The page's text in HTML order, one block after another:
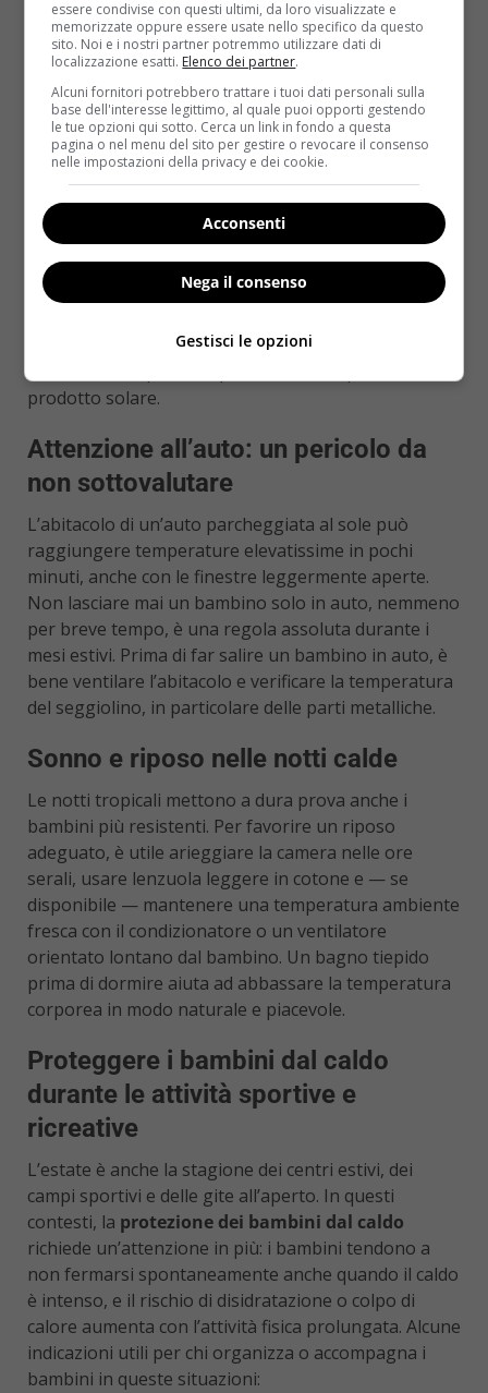
neonati, è importante evitare di coprirli
eccessivamente: la tendenza a «imbacuccarli» per
abitudine può essere controproducente nelle
giornate estive.
Il cappellino è un alleato prezioso: protegge la testa
e la nuca dall’irraggiamento diretto, riducendo il
rischio di colpo di calore. Laprotezione solare per i
bambini
è fondamentale, poiché la loro pelle è più
sottile e sensibile di quella degli adulti: utilizzate
creme con fattore di protezione elevato (SPF 50 o
superiore), riapplicandole ogni due ore e dopo ogni
mesi è preferibile evitare l’esposizione diretta al sole
prodotto solare.
Attenzione all’auto: un pericolo da
non sottovalutare
L’abitacolo di un’auto parcheggiata al sole può
raggiungere temperature elevatissime in pochi
minuti, anche con le finestre leggermente aperte.
Non lasciare mai un bambino solo in auto, nemmeno
per breve tempo, è una regola assoluta durante i
mesi estivi. Prima di far salire un bambino in auto, è
bene ventilare l’abitacolo e verificare la temperatura
del seggiolino, in particolare delle parti metalliche.
Sonno e riposo nelle notti calde
Le notti tropicali mettono a dura prova anche i
bambini più resistenti. Per favorire un riposo
adeguato, è utile arieggiare la camera nelle ore
serali, usare lenzuola leggere in cotone e — se
disponibile — mantenere una temperatura ambiente
fresca con il condizionatore o un ventilatore
orientato lontano dal bambino. Un bagno tiepido
prima di dormire aiuta ad abbassare la temperatura
corporea in modo naturale e piacevole.
Proteggere i bambini dal caldo
durante le attività sportive e
ricreative
L’estate è anche la stagione dei centri estivi, dei
campi sportivi e delle gite all’aperto. In questi
contesti, la protezione dei bambini dal caldo
richiede un’attenzione in più: i bambini tendono a
non fermarsi spontaneamente anche quando il caldo
è intenso, e il rischio di disidratazione o colpo di
calore aumenta con l’attività fisica prolungata. Alcune
indicazioni utili per chi organizza o accompagna i
bambini in queste situazioni:
essere condivise con questi ultimi, da loro visualizzate e
memorizzate oppure essere usate nello specifico da questo
sito. Noi e i nostri partner potremmo utilizzare dati di
localizzazione esatti. Elenco dei partner.
Alcuni fornitori potrebbero trattare i tuoi dati personali sulla
base dell'interesse legittimo, al quale puoi opporti gestendo
le tue opzioni qui sotto. Cerca un link in fondo a questa
pagina o nel menu del sito per gestire o revocare il consenso
nelle impostazioni della privacy e dei cookie.
Acconsenti
Nega il consenso
Gestisci le opzioni